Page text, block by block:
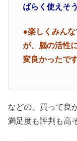
ばらく使えそ
●楽しくみん
が、脳の活性
変良かったです
などの、買って良
満足度も評判も高